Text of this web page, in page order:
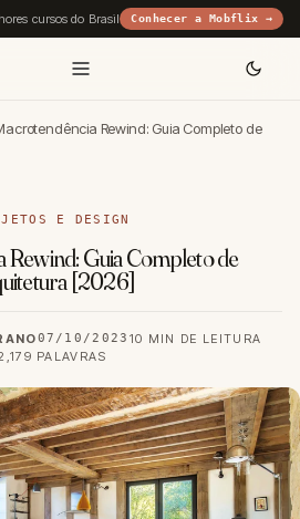
cursos do Brasil Conhecer a Mobflix →
Rewind: Guia Completo de
E DESIGN
Guia Completo de
[2026]
07/10/2023 10 MIN DE LEITURA
PALAVRAS